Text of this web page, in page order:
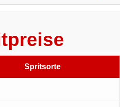
Spritsorte